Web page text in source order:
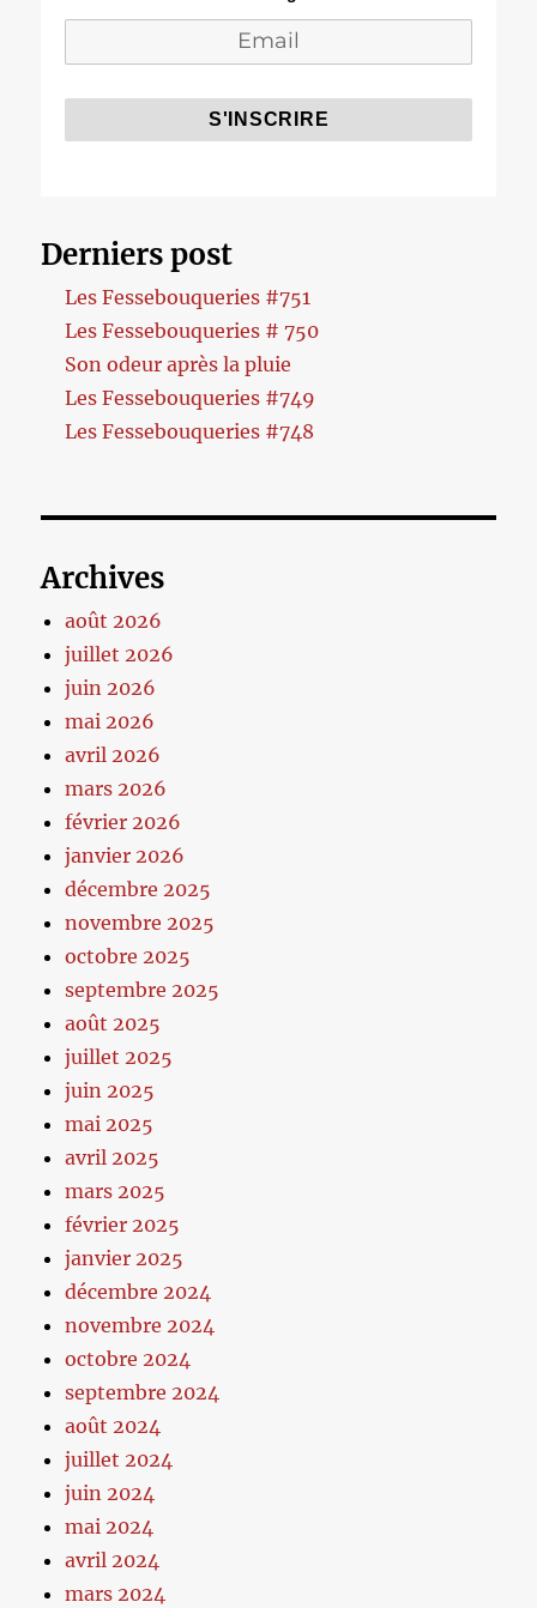
Derniers post
Les Fessebouqueries #751
Les Fessebouqueries # 750
Son odeur après la pluie
Les Fessebouqueries #749
Les Fessebouqueries #748
Archives
août 2026
juillet 2026
juin 2026
mai 2026
avril 2026
mars 2026
février 2026
janvier 2026
décembre 2025
novembre 2025
octobre 2025
septembre 2025
août 2025
juillet 2025
juin 2025
mai 2025
avril 2025
mars 2025
février 2025
janvier 2025
décembre 2024
novembre 2024
octobre 2024
septembre 2024
août 2024
juillet 2024
juin 2024
mai 2024
avril 2024
mars 2024